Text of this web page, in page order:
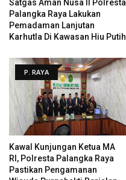
Satgas Aman Nusa II Polresta
Palangka Raya Lakukan
Pemadaman Lanjutan
Karhutla Di Kawasan Hiu Putih
P. RAYA
Kawal Kunjungan Ketua MA
RI, Polresta Palangka Raya
Pastikan Pengamanan